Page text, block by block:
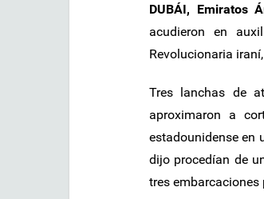
DUBÁI, Emiratos
acudieron en
Revolucionaria
Tres lanchas de
aproximaron a
estadounidense en
dijo procedían de
tres embarcaciones